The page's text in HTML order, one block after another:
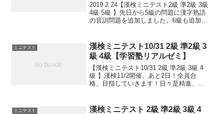
2019 2 24【漢検ミニテスト2級 準2級 3級
4級 5級 】先日から5級の問題に漢字熟語
の音訓問題を追加しました。6級も追加し
歩から。 日々是精進、継続は力...
ミニテスト
漢検ミニテスト10/31 2級 準2級 3
級 4級【学習塾リアルゼミ】
【漢検ミニテスト10/31 2級 準2級 3級 4
級 】漢検11/2開催、あと2日！全員合
格、目指していきます！日々是精進、継
ミニテスト
漢検ミニテスト 2級 準2級 3級 4